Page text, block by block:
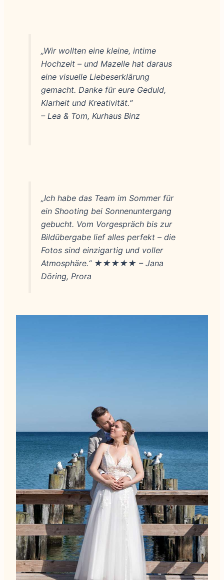
„Wir wollten eine kleine, intime
Hochzeit – und Mazelle hat daraus
eine visuelle Liebeserklärung
gemacht. Danke für eure Geduld,
Klarheit und Kreativität.“
– Lea & Tom, Kurhaus Binz
„Ich habe das Team im Sommer für
ein Shooting bei Sonnenuntergang
gebucht. Vom Vorgespräch bis zur
Bildübergabe lief alles perfekt – die
Fotos sind einzigartig und voller
Atmosphäre.“ ★★★★★ – Jana
Döring, Prora